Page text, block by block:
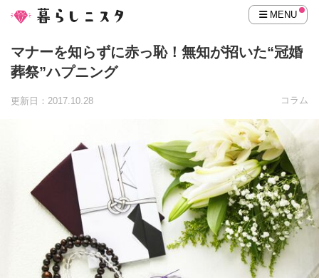
MENU
マナーを知らずに赤っ恥！無知が招いた“冠婚
葬祭”ハプニング
更新日：2017.10.28 コラム